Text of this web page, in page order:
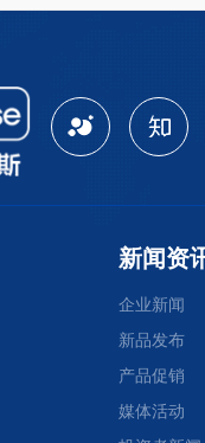
新闻资
企业新闻
新品发布
产品促销
媒体活动